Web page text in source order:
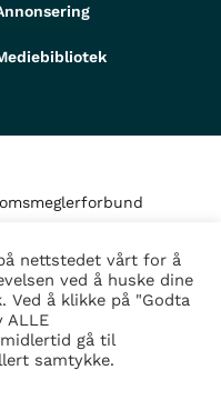
Fortress
nettstedet vårt for å
ved å huske dine
Ved å klikke på "Godta
ALLE
gå til
samtykke.